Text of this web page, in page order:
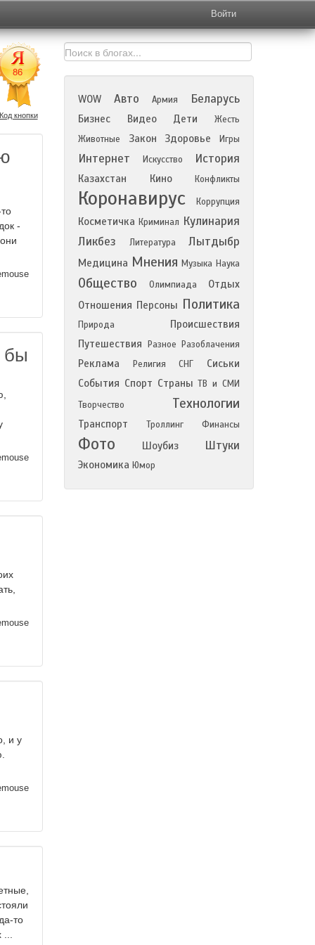
Войти
Код кнопки
-
бы
и у
то
WOW Авто Армия Беларусь
Бизнес Видео Дети
Жесть
Животные
Закон Здоровье Игры
Интернет Искусство История
Казахстан Кино Конфликты
Коронавирус Коррупция
Косметичка Криминал Кулинария
Ликбез
Литература Лытдыбр
Медицина Мнения Музыка Наука
Общество Олимпиада
Отдых
Отношения Персоны Политика
Природа
Происшествия
Путешествия
Разное Разоблачения
Реклама Религия СНГ
Сиськи
События Спорт Страны ТВ и СМИ
Творчество
Технологии
Транспорт Троллинг Финансы
Фото Шоубиз Штуки
Экономика Юмор